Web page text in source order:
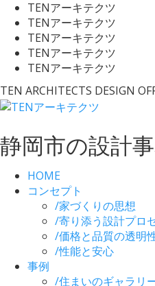
TENアーキテクツ
TENアーキテクツ
TENアーキテクツ
TENアーキテクツ
TENアーキテクツ
TEN ARCHITECTS DESIGN
静岡市の設計
HOME
コンセプト
/家づくりの思想
/寄り添う設計プロ
/価格と品質の透明
/性能と安心
事例
/住まいのギャラリ